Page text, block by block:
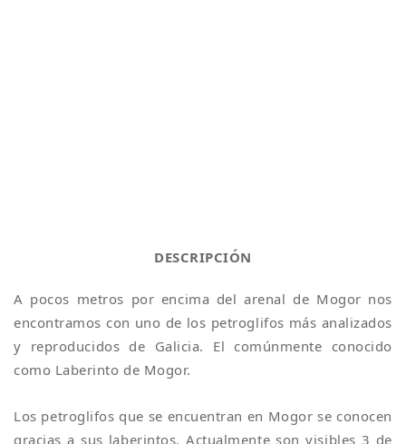
DESCRIPCIÓN
A pocos metros por encima del arenal de Mogor nos
encontramos con uno de los petroglifos más analizados
y reproducidos de Galicia. El comúnmente conocido
como Laberinto de Mogor.
Los petroglifos que se encuentran en Mogor se conocen
gracias a sus laberintos. Actualmente son visibles 3 de